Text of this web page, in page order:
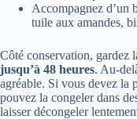
Accompagnez d’un
tuile aux amandes,
Côté conservation, gardez
jusqu’à 48 heures. Au-
agréable. Si vous devez la
pouvez la congeler dans
laisser décongeler